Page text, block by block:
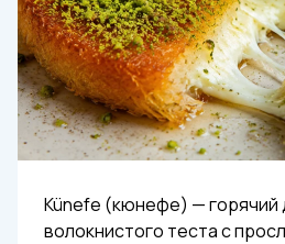
Künefe (кюнефе) — горячий
волокнистого теста с